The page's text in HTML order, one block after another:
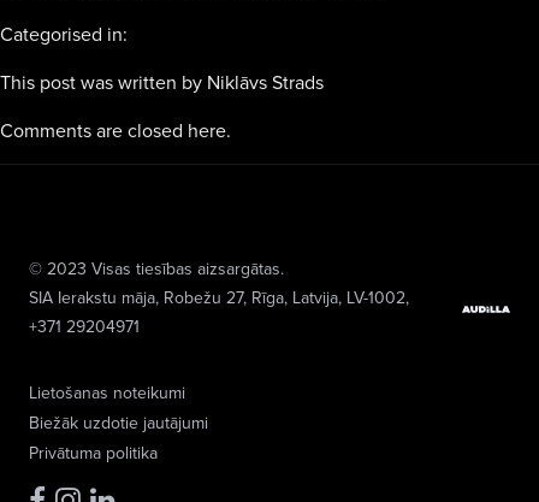
Categorised in:
This post was written by Niklāvs Strads
Comments are closed here.
Lietošanas noteikumi
Biežāk uzdotie jautājumi
Privātuma politika
© 2023 Visas tiesības aizsargātas.
SIA Ierakstu māja, Robežu 27, Rīga, Latvija, LV-1002,
+371 29204971